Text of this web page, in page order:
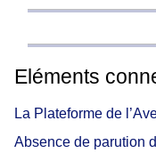
Eléments
La Plateforme de
Absence de parution